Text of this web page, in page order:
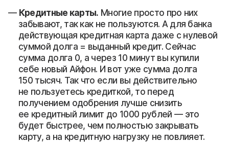
Кредитные карты. Многие просто про них
забывают, так как не пользуются. А для банка
действующая кредитная карта даже с нулевой
суммой долга = выданный кредит. Сейчас
сумма долга 0, а через 10 минут вы купили
себе новый Айфон. И вот уже сумма долга
150 тысяч. Так что если вы действительно
не пользуетесь кредиткой, то перед
получением одобрения лучше снизить
ее кредитный лимит до 1000 рублей — это
будет быстрее, чем полностью закрывать
карту, а на кредитную нагрузку не повлияет.